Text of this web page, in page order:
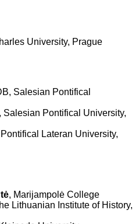
University, Prague
Salesian Pontifical
Salesian Pontifical University,
Pontifical Lateran University,
, Marijampolė College
Lithuanian Institute of History,